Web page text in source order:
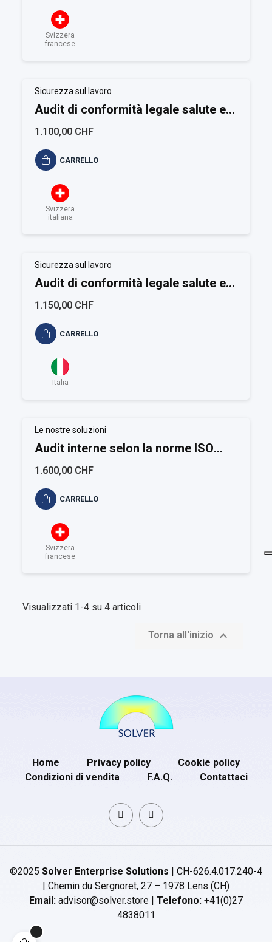
Svizzera
francese
Sicurezza sul lavoro
Audit di conformità legale salute e
sicurezza sul lavoro - Small...
1.100,00 CHF
CARRELLO
Svizzera
italiana
Sicurezza sul lavoro
Audit di conformità legale salute e
sicurezza sul lavoro
1.150,00 CHF
CARRELLO
Italia
Le nostre soluzioni
Audit interne selon la norme ISO
45001
1.600,00 CHF
CARRELLO
Svizzera
francese
Visualizzati 1-4 su 4 articoli
Torna all'inizio 
Home Privacy policy
Cookie policy
Condizioni di vendita
F.A.Q. Contattaci
©2025 Solver Enterprise Solutions | CH-626.4.017.240-4
| Chemin du Sergnoret, 27 – 1978 Lens (CH)
Email: advisor@solver.store | Telefono: +41(0)27
4838011